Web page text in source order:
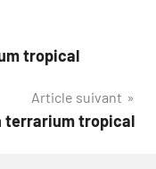
tropical
Article suivant
terrarium tropical